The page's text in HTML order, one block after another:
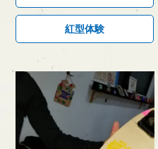
紅型体験